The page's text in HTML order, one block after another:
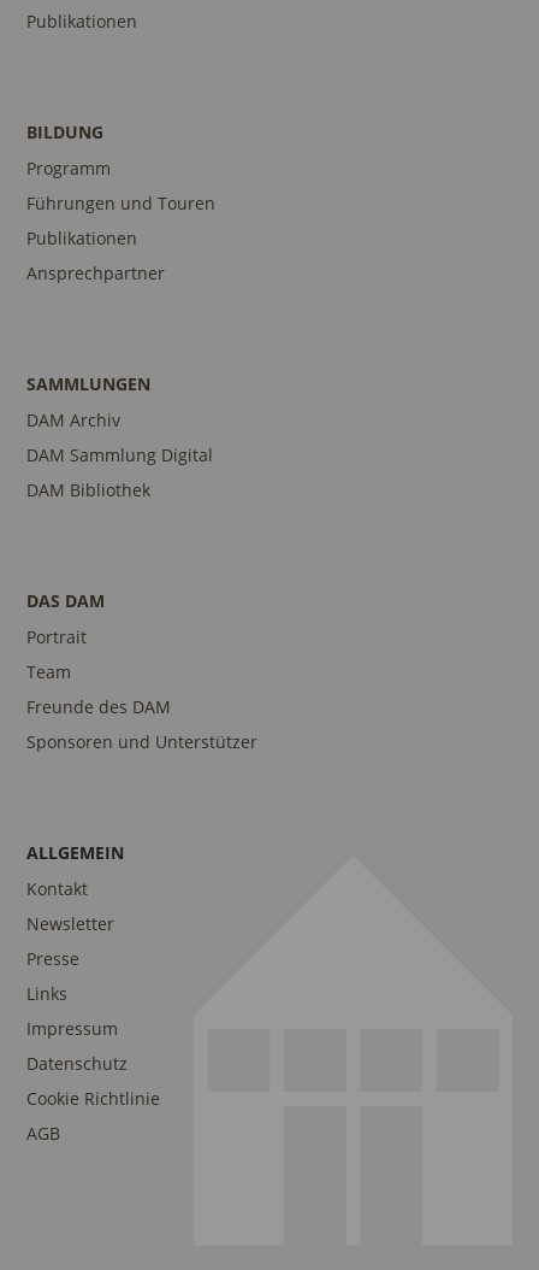
Publikationen
BILDUNG
Programm
Führungen und Touren
Publikationen
Ansprechpartner
SAMMLUNGEN
DAM Archiv
DAM Sammlung Digital
DAM Bibliothek
DAS DAM
Portrait
Team
Freunde des DAM
Sponsoren und Unterstützer
ALLGEMEIN
Kontakt
Newsletter
Presse
Links
Impressum
Datenschutz
Cookie Richtlinie
AGB